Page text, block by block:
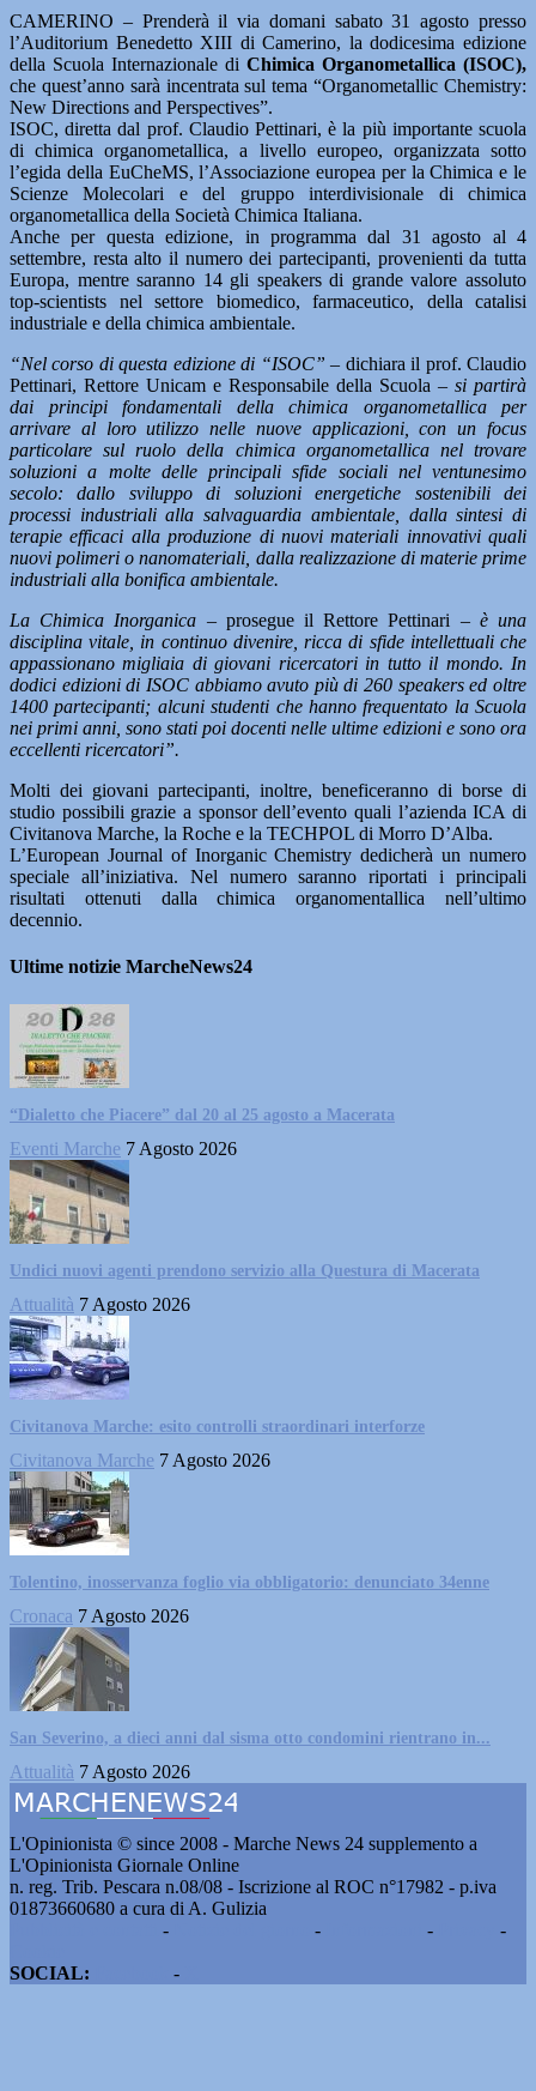
CAMERINO – Prenderà il via domani sabato 31 agosto presso
l’Auditorium Benedetto XIII di Camerino, la dodicesima edizione
della Scuola Internazionale di Chimica Organometallica (ISOC),
che quest’anno sarà incentrata sul tema “Organometallic Chemistry:
New Directions and Perspectives”.
ISOC, diretta dal prof. Claudio Pettinari, è la più importante scuola
di chimica organometallica, a livello europeo, organizzata sotto
l’egida della EuCheMS, l’Associazione europea per la Chimica e le
Scienze Molecolari e del gruppo interdivisionale di chimica
organometallica della Società Chimica Italiana.
Anche per questa edizione, in programma dal 31 agosto al 4
settembre, resta alto il numero dei partecipanti, provenienti da tutta
Europa, mentre saranno 14 gli speakers di grande valore assoluto
top-scientists nel settore biomedico, farmaceutico, della catalisi
industriale e della chimica ambientale.
“Nel corso di questa edizione di “ISOC” – dichiara il prof. Claudio
Pettinari, Rettore Unicam e Responsabile della Scuola – si partirà
dai principi fondamentali della chimica organometallica per
arrivare al loro utilizzo nelle nuove applicazioni, con un focus
particolare sul ruolo della chimica organometallica nel trovare
soluzioni a molte delle principali sfide sociali nel ventunesimo
secolo: dallo sviluppo di soluzioni energetiche sostenibili dei
processi industriali alla salvaguardia ambientale, dalla sintesi di
terapie efficaci alla produzione di nuovi materiali innovativi quali
nuovi polimeri o nanomateriali, dalla realizzazione di materie prime
industriali alla bonifica ambientale.
La Chimica Inorganica –prosegue il Rettore Pettinari – è una
disciplina vitale, in continuo divenire, ricca di sfide intellettuali che
appassionano migliaia di giovani ricercatori in tutto il mondo. In
dodici edizioni di ISOC abbiamo avuto più di 260 speakers ed oltre
1400 partecipanti; alcuni studenti che hanno frequentato la Scuola
nei primi anni, sono stati poi docenti nelle ultime edizioni e sono ora
eccellenti ricercatori”.
Molti dei giovani partecipanti, inoltre, beneficeranno di borse di
studio possibili grazie a sponsor dell’evento quali l’azienda ICA di
Civitanova Marche, la Roche e la TECHPOL di Morro D’Alba.
L’European Journal of Inorganic Chemistry dedicherà un numero
speciale all’iniziativa. Nel numero saranno riportati i principali
risultati ottenuti dalla chimica organomentallica nell’ultimo
decennio.
Ultime notizie MarcheNews24
“Dialetto che Piacere” dal 20 al 25 agosto a Macerata
Eventi Marche 7 Agosto 2026
Undici nuovi agenti prendono servizio alla Questura di Macerata
Attualità 7 Agosto 2026
Civitanova Marche: esito controlli straordinari interforze
Civitanova Marche 7 Agosto 2026
Tolentino, inosservanza foglio via obbligatorio: denunciato 34enne
Cronaca 7 Agosto 2026
San Severino, a dieci anni dal sisma otto condomini rientrano in...
Attualità 7 Agosto 2026
L'Opinionista © since 2008 - Marche News 24 supplemento a
L'Opinionista Giornale Online
n. reg. Trib. Pescara n.08/08 - Iscrizione al ROC n°17982 - p.iva
01873660680 a cura di A. Gulizia
- - -
-
SOCIAL:
-